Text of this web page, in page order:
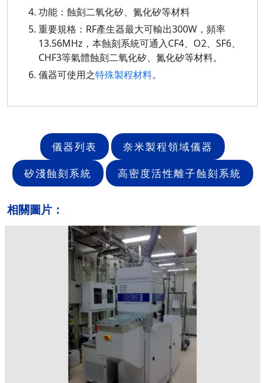
功能：蝕刻二氧化矽、氮化矽等材料
重要規格：RF產生器最大可輸出300W，頻率
13.56MHz，本蝕刻系統可通入CF4、O2、SF6、
CHF3等氣體蝕刻二氧化矽、氮化矽等材料。
儀器可使用之特殊製程材料。
儀器列表
奈米製程領域儀器
矽淺蝕刻系統
高密度活性離子蝕刻系統
相關圖片：